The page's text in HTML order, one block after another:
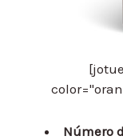
Número